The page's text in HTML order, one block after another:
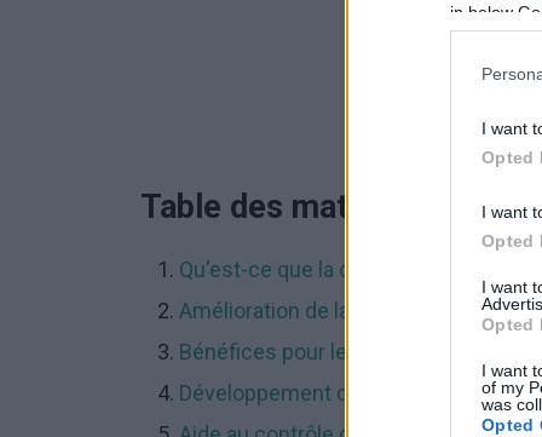
in below
I want
Opted
I want
Opted
I want
Opted
I want
of my
was
Opted
Table des matières
Qu'est-ce que la course de fond ?
Amélioration de la condition physique
Bénéfices pour le système
Développement de l'endurance et de